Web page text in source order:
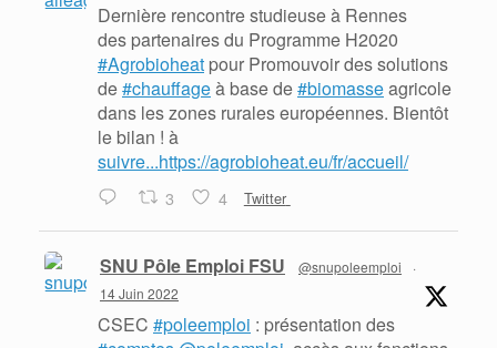
Dernière rencontre studieuse à Rennes
des partenaires du Programme H2020
#Agrobioheat pour Promouvoir des solutions
de#chauffageà base de#biomasseagricole
dans les zones rurales européennes. Bientôt
le bilan ! à
suivre...https://agrobioheat.eu/fr/accueil/
3 4 Twitter
SNU Pôle Emploi FSU @snupoleemploi
·
14 Juin 2022
CSEC #poleemploi : présentation des